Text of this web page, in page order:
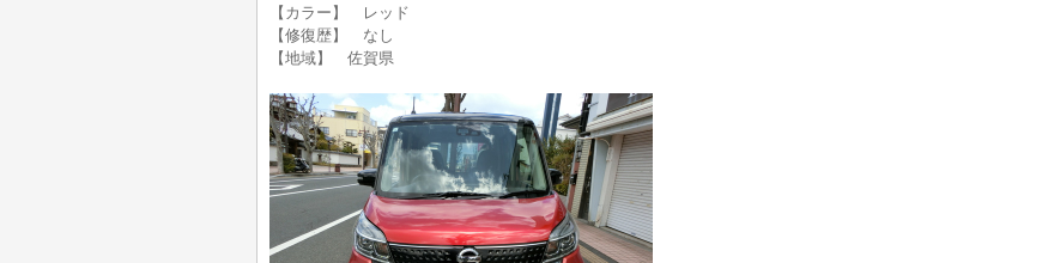
【カラー】 レッド
【修復歴】 なし
【地域】 佐賀県